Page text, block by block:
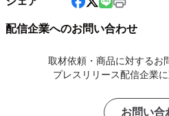
配信企業へのお問い合わせ
取材依頼・商品に対するお
プレスリリース配信企業
お問い合